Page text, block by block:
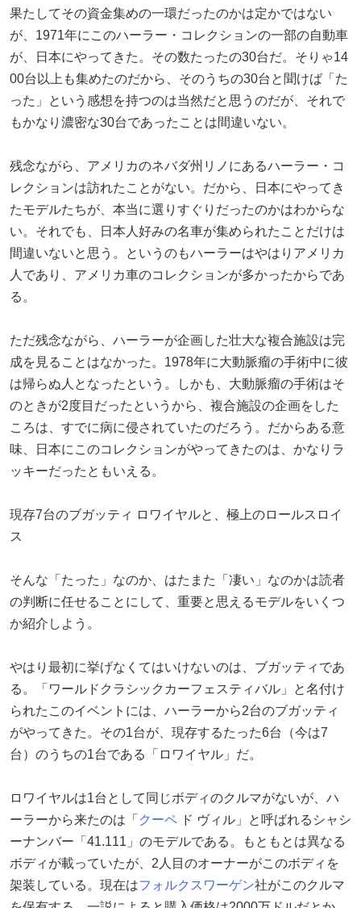
果たしてその資金集めの一環だったのかは定かではない
が、1971年にこのハーラー・コレクションの一部の自動車
が、日本にやってきた。その数たったの30台だ。そりゃ14
00台以上も集めたのだから、そのうちの30台と聞けば「た
った」という感想を持つのは当然だと思うのだが、それで
もかなり濃密な30台であったことは間違いない。
残念ながら、アメリカのネバダ州リノにあるハーラー・コ
レクションは訪れたことがない。だから、日本にやってき
たモデルたちが、本当に選りすぐりだったのかはわからな
い。それでも、日本人好みの名車が集められたことだけは
間違いないと思う。というのもハーラーはやはりアメリカ
人であり、アメリカ車のコレクションが多かったからであ
る。
ただ残念ながら、ハーラーが企画した壮大な複合施設は完
成を見ることはなかった。1978年に大動脈瘤の手術中に彼
は帰らぬ人となったという。しかも、大動脈瘤の手術はそ
のときが2度目だったというから、複合施設の企画をした
ころは、すでに病に侵されていたのだろう。だからある意
味、日本にこのコレクションがやってきたのは、かなりラ
ッキーだったともいえる。
現存7台のブガッティ ロワイヤルと、極上のロールスロイ
ス
そんな「たった」なのか、はたまた「凄い」なのかは読者
の判断に任せることにして、重要と思えるモデルをいくつ
か紹介しよう。
やはり最初に挙げなくてはいけないのは、ブガッティであ
る。「ワールドクラシックカーフェスティバル」と名付け
られたこのイベントには、ハーラーから2台のブガッティ
がやってきた。その1台が、現存するたった6台（今は7
台）のうちの1台である「ロワイヤル」だ。
ロワイヤルは1台として同じボディのクルマがないが、ハ
ーラーから来たのは「 クーペ ド ヴィル」と呼ばれるシャシ
ーナンバー「41.111」のモデルである。もともとは異なる
ボディが載っていたが、2人目のオーナーがこのボディを
架装している。現在はフォルクスワーゲン社がこのクルマ